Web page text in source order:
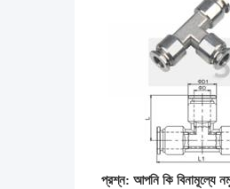
প্রশ্ন: আপনি কি বিনামূল্যে